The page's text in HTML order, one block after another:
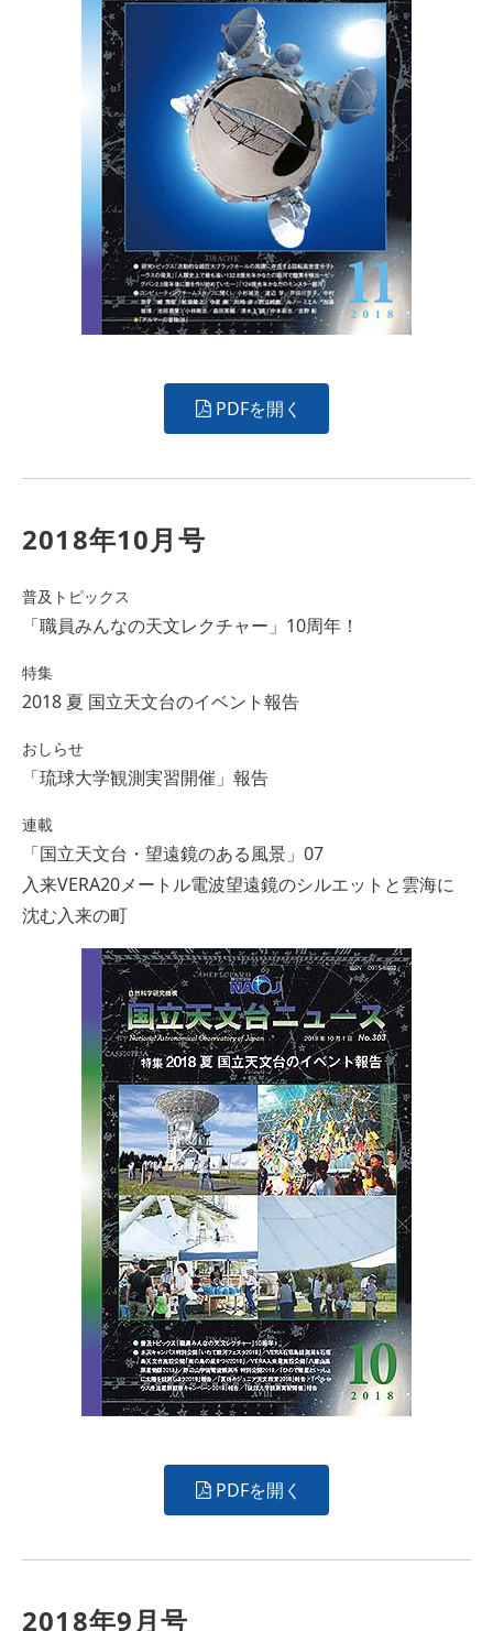
PDFを開く
2018年10月号
普及トピックス
「職員みんなの天文レクチャー」10周年！
特集
2018 夏 国立天文台のイベント報告
おしらせ
「琉球大学観測実習開催」報告
連載
「国立天文台・望遠鏡のある風景」07
入来VERA20メートル電波望遠鏡のシルエットと雲海に
沈む入来の町
PDFを開く
2018年9月号